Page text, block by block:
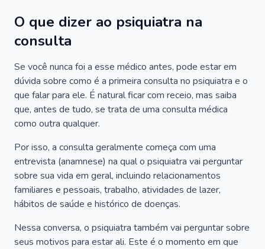
O que dizer ao psiquiatra na
consulta
Se você nunca foi a esse médico antes, pode estar em
dúvida sobre como é a primeira consulta no psiquiatra e o
que falar para ele. É natural ficar com receio, mas saiba
que, antes de tudo, se trata de uma consulta médica
como outra qualquer.
Por isso, a consulta geralmente começa com uma
entrevista (anamnese) na qual o psiquiatra vai perguntar
sobre sua vida em geral, incluindo relacionamentos
familiares e pessoais, trabalho, atividades de lazer,
hábitos de saúde e histórico de doenças.
Nessa conversa, o psiquiatra também vai perguntar sobre
seus motivos para estar ali. Este é o momento em que